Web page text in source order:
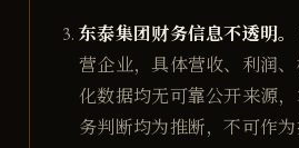
东泰集团财务信息不透明。
营企业，具体营收、利润
化数据均无可靠公开来源
务判断均为推断，不可作为